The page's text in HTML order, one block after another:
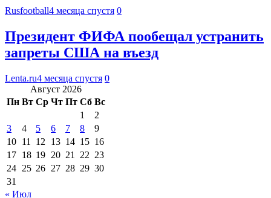
Rusfootball4 месяца спустя 0
Президент ФИФА пообещал устранить
запреты США на въезд
Lenta.ru4 месяца спустя 0
Август 2026
Пн Вт Ср Чт Пт Сб Вс
1
2
3
4 5 6 7 8
9
10 11 12 13 14 15 16
17 18 19 20 21 22 23
24 25 26 27 28 29 30
31
« Июл